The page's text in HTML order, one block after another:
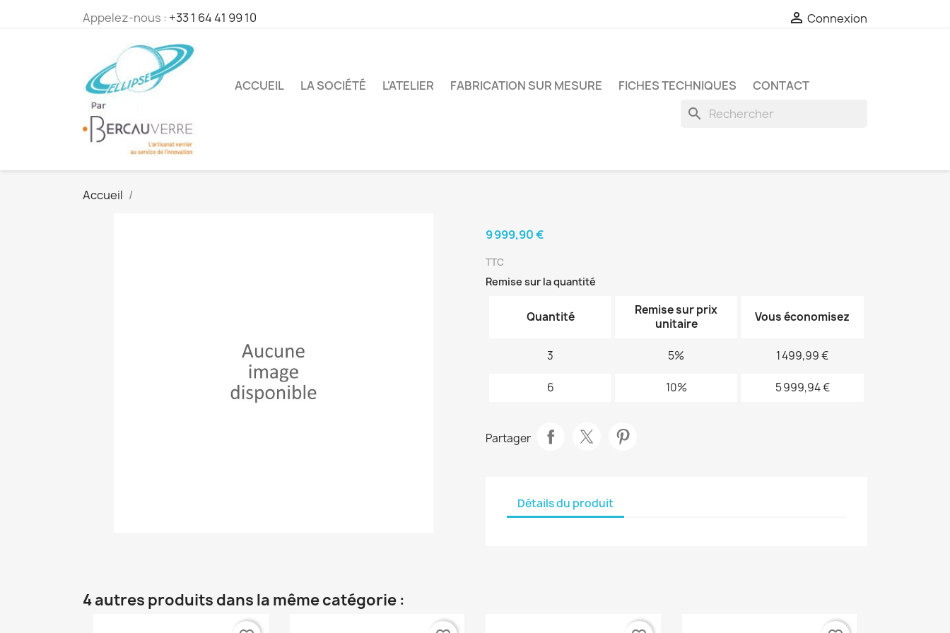
Appelez-nous : +33 1 64 41 99 10  Connexion
ACCUEIL LA SOCIÉTÉ L'ATELIER FABRICATION SUR MESURE FICHES TECHNIQUES CONTACT
search
Accueil
9 999,90 €
TTC
Remise sur la quantité
Quantité
Remise sur prix
unitaire
Vous économisez
3 5% 1 499,99 €
6 10% 5 999,94 €
Partager
Détails du produit
4 autres produits dans la même catégorie :